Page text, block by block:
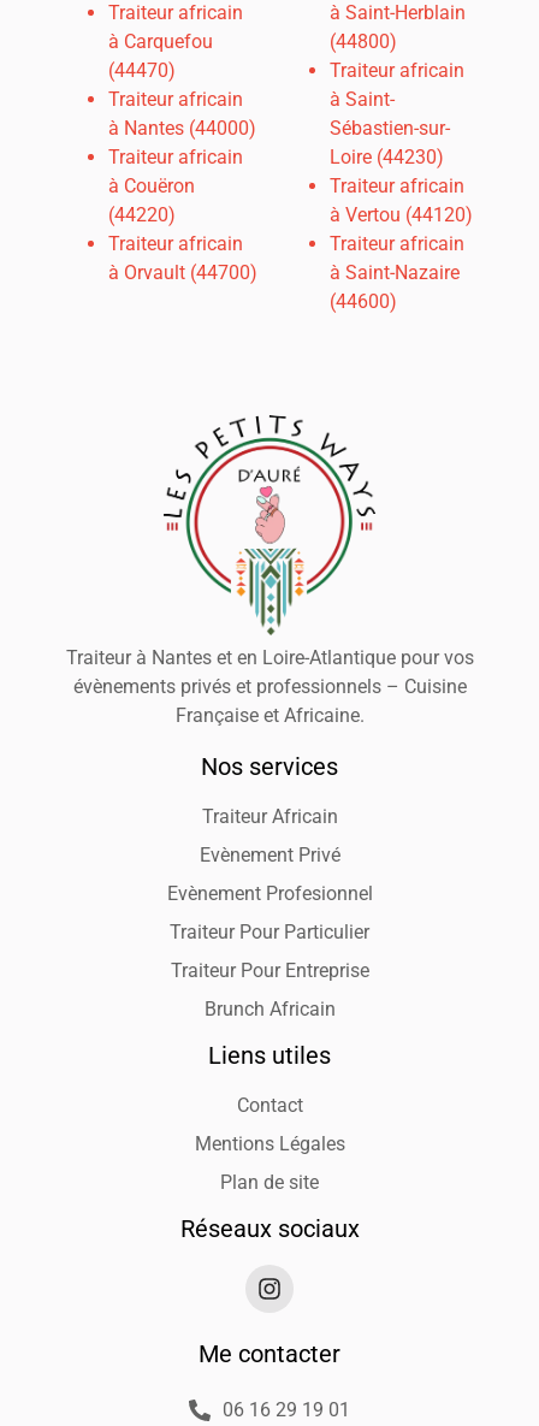
Traiteur africain
à Carquefou
(44470)
Traiteur africain
à Nantes (44000)
Traiteur africain
à Couëron
(44220)
Traiteur africain
à Orvault (44700)
à Saint-Herblain
(44800)
Traiteur africain
à Saint-
Sébastien-sur-
Loire (44230)
Traiteur africain
à Vertou (44120)
Traiteur africain
à Saint-Nazaire
(44600)
Traiteur à Nantes et en Loire-Atlantique pour vos
évènements privés et professionnels – Cuisine
Française et Africaine.
Nos services
Traiteur Africain
Evènement Privé
Evènement Profesionnel
Traiteur Pour Particulier
Traiteur Pour Entreprise
Brunch Africain
Liens utiles
Contact
Mentions Légales
Plan de site
Réseaux sociaux
Me contacter
06 16 29 19 01